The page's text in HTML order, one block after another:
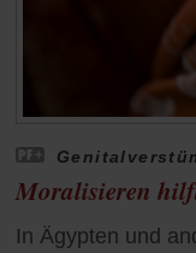
Moralisieren
In Ägypten und